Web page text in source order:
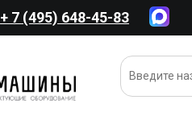
+ 7 (495) 648-45-83